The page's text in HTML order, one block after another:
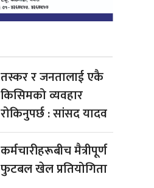
तस्कर र जनतालाई एकै
किसिमको व्यवहार
रोकिनुपर्छ : सांसद यादव
कर्मचारीहरूबीच मैत्रीपूर्ण
फुटबल खेल प्रतियोगिता